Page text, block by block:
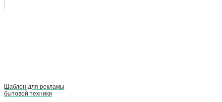
Шаблон для рекламы
бытовой техники